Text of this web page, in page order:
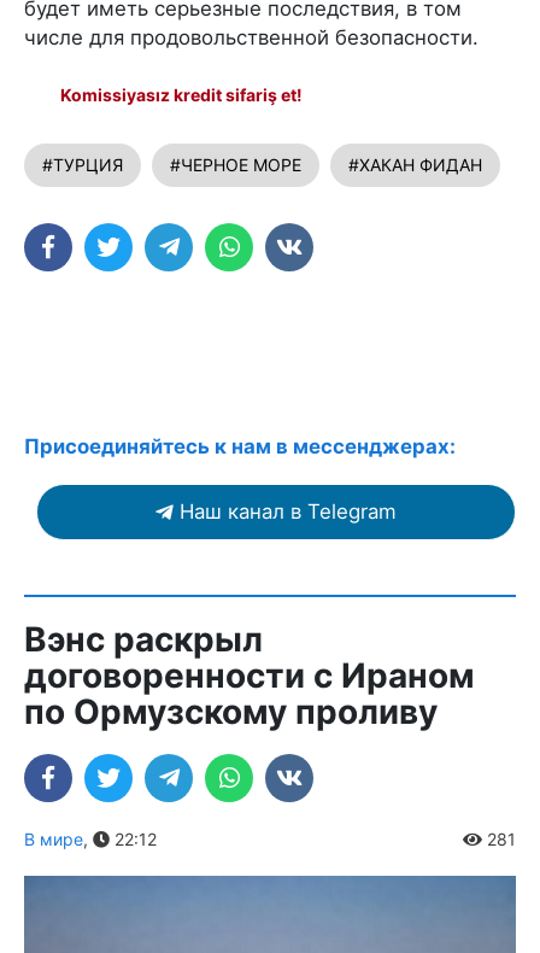
будет иметь серьезные последствия, в том
числе для продовольственной безопасности.
Komissiyasız kredit sifariş et!
#ТУРЦИЯ #ЧЕРНОЕ МОРЕ #ХАКАН ФИДАН
Присоединяйтесь к нам в мессенджерах:
Наш канал в Telegram
Вэнс раскрыл
договоренности с Ираном
по Ормузскому проливу
В мире, 22:12 281